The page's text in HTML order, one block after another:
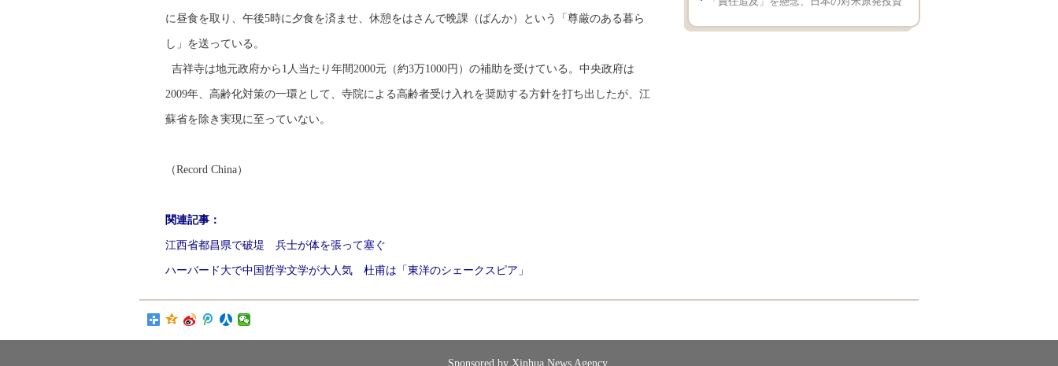
に昼食を取り、午後5時に夕食を済ませ、休憩をはさんで晩課（ばんか）という「尊厳のある暮ら
し」を送っている。
吉祥寺は地元政府から1人当たり年間2000元（約3万1000円）の補助を受けている。中央政府は
2009年、高齢化対策の一環として、寺院による高齢者受け入れを奨励する方針を打ち出したが、江
蘇省を除き実現に至っていない。
（Record China）
関連記事：
江西省都昌県で破堤 兵士が体を張って塞ぐ
ハーバード大で中国哲学文学が大人気 杜甫は「東洋のシェークスピア」
Sponsored by Xinhua News Agency.